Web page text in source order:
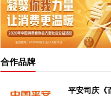
合作品牌
平安司庆《